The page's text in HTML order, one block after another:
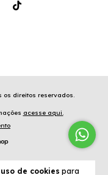
de cookies para
os direitos reservados.
acesse aqui.